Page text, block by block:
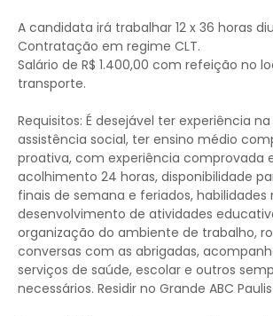
A candidata irá trabalhar 12 x 36 horas
Contratação em regime CLT.
Salário de R$ 1.400,00 com refeição no
transporte.
Requisitos: É desejável ter experiência
assistência social, ter ensino médio
proativa, com experiência comprovada
acolhimento 24 horas, disponibilidade
finais de semana e feriados, habilidades
desenvolvimento de atividades
organização do ambiente de trabalho,
conversas com as abrigadas,
serviços de saúde, escolar e outros
necessários. Residir no Grande ABC